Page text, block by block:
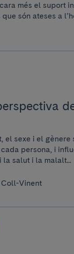
més el suport
són ateses a
el sexe i el gènere
persona, i
salut i la malalt...
Vinent